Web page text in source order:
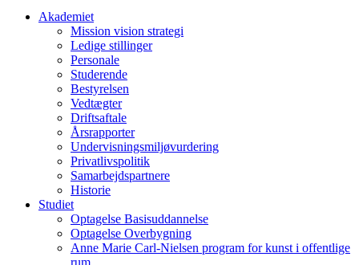
Akademiet
Mission vision strategi
Ledige stillinger
Personale
Studerende
Bestyrelsen
Vedtægter
Driftsaftale
Årsrapporter
Undervisningsmiljøvurdering
Privatlivspolitik
Samarbejdspartnere
Historie
Studiet
Optagelse Basisuddannelse
Optagelse Overbygning
Anne Marie Carl-Nielsen program for kunst i offentlige
rum